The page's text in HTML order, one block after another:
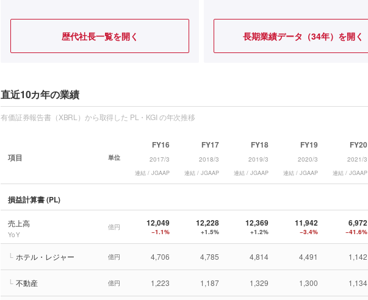
歴代社長一覧を開く 長期業績データ（34年）を開く
直近10カ年の業績
有価証券報告書（XBRL）から取得した PL・KGI の年次推移
項目 単位
FY16
2017/3
連結 / JGAAP
FY17
2018/3
連結 / JGAAP
FY18
2019/3
連結 / JGAAP
FY19
2020/3
連結 / JGAAP
FY20
2021/3
連結 / JGAAP
損益計算書 (PL)
売上高
YoY
億円 12,049
−1.1%
12,228
+1.5%
12,369
+1.2%
11,942
−3.4%
6,972
−41.6%
└ ホテル・レジャー 億円 4,706 4,785 4,814 4,491 1,142
└ 不動産 億円 1,223 1,187 1,329 1,300 1,134